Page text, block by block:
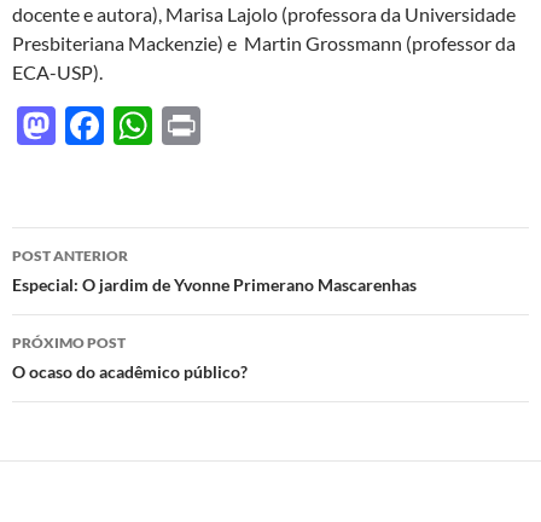
docente e autora), Marisa Lajolo (professora da Universidade
Presbiteriana Mackenzie) e Martin Grossmann (professor da
ECA-USP).
M
d
o
n
F
b
o
o
k
W
s
A
p
p
Navegação
de
posts
POST ANTERIOR
Especial: O jardim de Yvonne Primerano Mascarenhas
PRÓXIMO POST
O ocaso do acadêmico público?